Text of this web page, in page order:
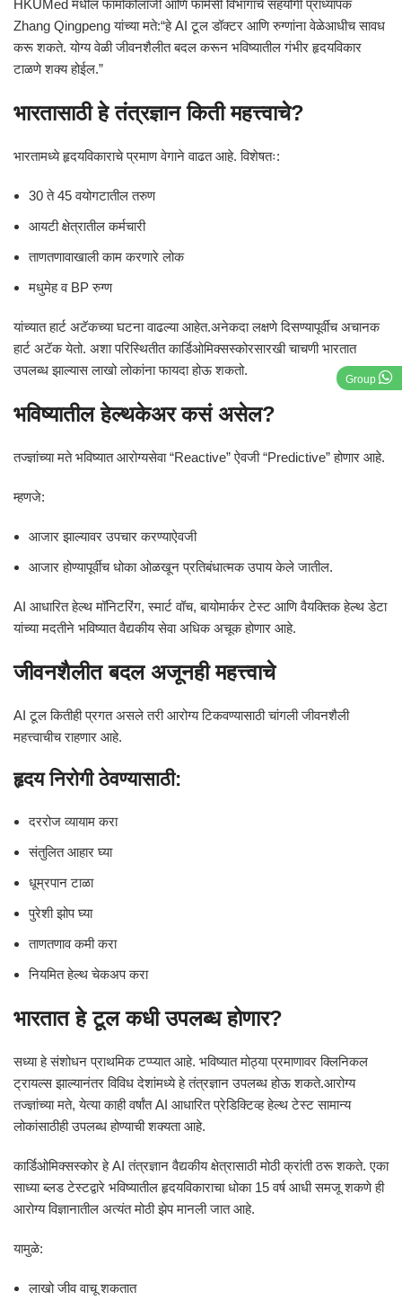
Group
HKUMed मधील फार्माकोलॉजी आणि फार्मसी विभागाचे सहयोगी प्राध्यापक
Zhang Qingpengयांच्या मते:“हे AI टूल डॉक्टर आणि रुग्णांना वेळेआधीच सावध
करू शकते. योग्य वेळी जीवनशैलीत बदल करून भविष्यातील गंभीर हृदयविकार
टाळणे शक्य होईल.”
भारतासाठी हे तंत्रज्ञान किती महत्त्वाचे?
भारतामध्ये हृदयविकाराचे प्रमाण वेगाने वाढत आहे. विशेषतः:
30 ते 45 वयोगटातील तरुण
आयटी क्षेत्रातील कर्मचारी
ताणतणावाखाली काम करणारे लोक
मधुमेह व BP रुग्ण
यांच्यात हार्ट अटॅकच्या घटना वाढल्या आहेत.अनेकदा लक्षणे दिसण्यापूर्वीच अचानक
हार्ट अटॅक येतो. अशा परिस्थितीत कार्डिओमिक्सस्कोरसारखी चाचणी भारतात
उपलब्ध झाल्यास लाखो लोकांना फायदा होऊ शकतो.
भविष्यातील हेल्थकेअर कसं असेल?
तज्ज्ञांच्या मते भविष्यात आरोग्यसेवा “Reactive” ऐवजी “Predictive” होणार आहे.
म्हणजे:
आजार झाल्यावर उपचार करण्याऐवजी
आजार होण्यापूर्वीच धोका ओळखून प्रतिबंधात्मक उपाय केले जातील.
AI आधारित हेल्थ मॉनिटरिंग, स्मार्ट वॉच, बायोमार्कर टेस्ट आणि वैयक्तिक हेल्थ डेटा
यांच्या मदतीने भविष्यात वैद्यकीय सेवा अधिक अचूक होणार आहे.
जीवनशैलीत बदल अजूनही महत्त्वाचे
AI टूल कितीही प्रगत असले तरी आरोग्य टिकवण्यासाठी चांगली जीवनशैली
महत्त्वाचीच राहणार आहे.
हृदय निरोगी ठेवण्यासाठी:
दररोज व्यायाम करा
संतुलित आहार घ्या
धूम्रपान टाळा
पुरेशी झोप घ्या
ताणतणाव कमी करा
नियमित हेल्थ चेकअप करा
भारतात हे टूल कधी उपलब्ध होणार?
सध्या हे संशोधन प्राथमिक टप्प्यात आहे. भविष्यात मोठ्या प्रमाणावर क्लिनिकल
ट्रायल्स झाल्यानंतर विविध देशांमध्ये हे तंत्रज्ञान उपलब्ध होऊ शकते.आरोग्य
तज्ज्ञांच्या मते, येत्या काही वर्षांत AI आधारित प्रेडिक्टिव्ह हेल्थ टेस्ट सामान्य
लोकांसाठीही उपलब्ध होण्याची शक्यता आहे.
कार्डिओमिक्सस्कोर हे AI तंत्रज्ञान वैद्यकीय क्षेत्रासाठी मोठी क्रांती ठरू शकते. एका
साध्या ब्लड टेस्टद्वारे भविष्यातील हृदयविकाराचा धोका 15 वर्ष आधी समजू शकणे ही
आरोग्य विज्ञानातील अत्यंत मोठी झेप मानली जात आहे.
यामुळे:
लाखो जीव वाचू शकतात